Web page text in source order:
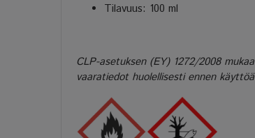
Tilavuus: 100 ml
CLP-asetuksen (EY) 1272/2008
vaaratiedot huolellisesti ennen